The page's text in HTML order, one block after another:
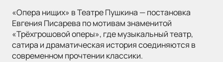
«Опера нищих» в Театре Пушкина — постановка
Евгения Писарева по мотивам знаменитой
«Трёхгрошовой оперы», где музыкальный театр,
сатира и драматическая история соединяются в
современном прочтении классики.